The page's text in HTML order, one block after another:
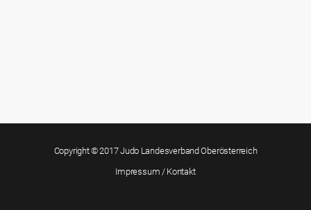
Copyright © 2017 Judo Landesverband Oberösterreich
Impressum / Kontakt